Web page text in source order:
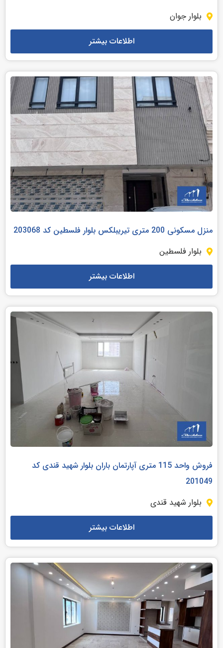
بلوار جوان
اطلاعات بیشتر
منزل مسکونی 200 متری تیریبلکس بلوار فلسطین کد 203068
بلوار فلسطین
اطلاعات بیشتر
فروش واحد 115 متری آپارتمان باران بلوار شهید قندی کد
201049
بلوار شهید قندی
اطلاعات بیشتر